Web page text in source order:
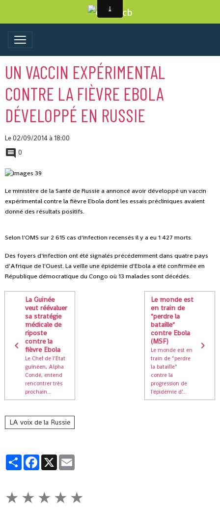
UN VACCIN EXPÉRIMENTAL
CONTRE LA FIÈVRE EBOLA
DÉVELOPPÉ EN RUSSIE
Le 02/09/2014à 18:00
0
Le ministère de la Santé de Russie a annoncé avoir développé un vaccin
expérimental contre la fièvre Ebola dont les essais précliniques avaient
donné des résultats positifs.
Selon l'OMS sur 2 615 cas d'infection recensés il y a eu 1 427 morts.
Des foyers d'infection ont été signalés précédemment dans quatre pays
d'Afrique de l'Ouest. La veille une épidémie d'Ebola a été confirmée en
République démocratique du Congo où 13 malades sont décédés.
La Guinée
veut réévaluer
sa stratégie
médicale de
riposte
contre la
fièvre Ebola
Le Chef de l’Etat
guinéen, Alpha
Condé, entend
rencontrer très
prochain...
Le monde est
en train de
"perdre la
bataille"
contre Ebola
(MSF)
Le monde est en
train de "perdre
la bataille"
contre la
progression de
l'épidémie d'...
LA voix de la Russie
PartagerFacebook
X
★ ★ ★ ★ ★